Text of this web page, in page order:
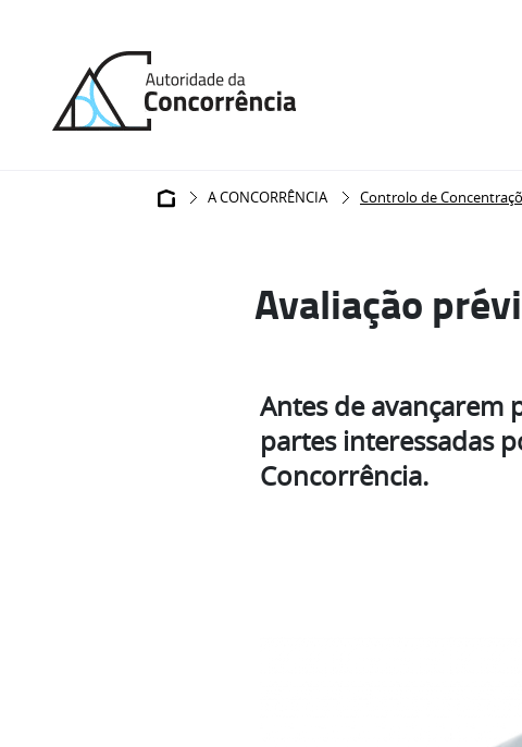
home
Navegação
A CONCORRÊNCIA Controlo de
Avaliação
Antes de avançarem
partes interessadas
Concorrência.